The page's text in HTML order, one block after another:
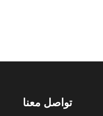
تواصل معنا